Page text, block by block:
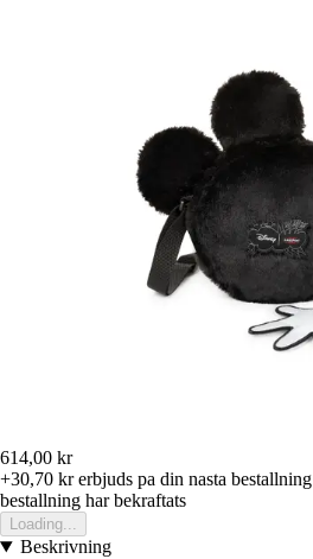
614,00 kr
+30,70 krerbjuds pa din nasta bestallning
bestallning har bekraftats
Loading...
Beskrivning